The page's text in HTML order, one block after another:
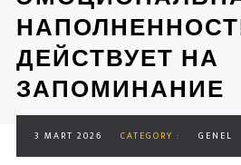
ДЕЙСТВУЕТ НА
ЗАПОМИНАНИЕ
3 MART 2026 CATEGORY : GENEL